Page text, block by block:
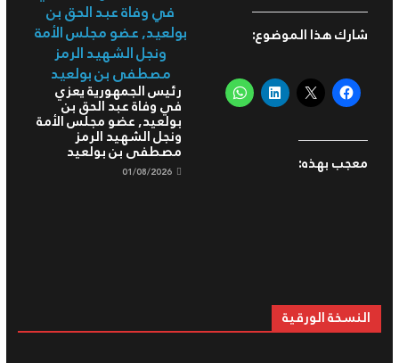
شارك هذا الموضوع:
معجب بهذه:
رئيس الجمهورية يعزي
في وفاة عبد الحق بن
بولعيد, عضو مجلس الأمة
ونجل الشهيد الرمز
مصطفى بن بولعيد
01/08/2026
النسخة الورقية